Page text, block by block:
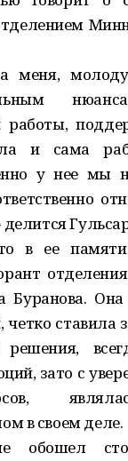
меня,
работы,
и сама
у нее мы
делится
в ее
Буранова.
четко ставила
решения,
зато с
в своем деле.
обошел